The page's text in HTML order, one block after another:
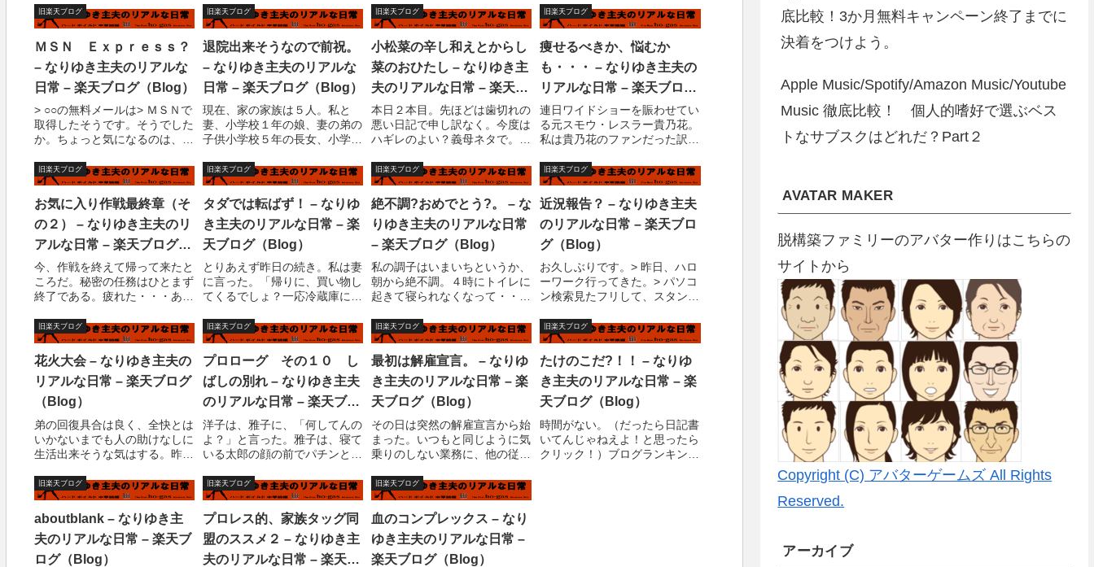
旧楽天ブログ
ＭＳＮ Ｅｘｐｒｅｓｓ？
– なりゆき主夫のリアルな
日常 – 楽天ブログ（Blog）
> ○○の無料メールは> ＭＳＮで
取得したそうです。そうでした
か。ちょっと気になるのは、
けど・・・お金払ってません
か？> 最初にクイックして接続
する所には> ＭＳＮ Ｅｘｐｒ
ｅｓｓになっています。> ちな
みに...
旧楽天ブログ
退院出来そうなので前祝。
– なりゆき主夫のリアルな
日常 – 楽天ブログ（Blog）
現在、家の家族は５人。私と
妻、小学校１年の娘、妻の弟の
子供小学校５年の長女、小学校
供という理由は、私の養子とは
なっていないから。これにはい
ろいろあって、説明すると長く
なるので書かない。とりあえず
ご想像におまかせす...
旧楽天ブログ
小松菜の辛し和えとからし
菜のおひたし – なりゆき主
夫のリアルな日常 – 楽天ブ
ログ（Blog）
本日２本目。先ほどは歯切れの
悪い日記で申し訳なく。今度は
ハギレのよい？義母ネタで。
た。ま、色々書いてはいるもの
の、私はとても感謝していま
す。嘘ではありません。以前の
日記、「母の日記念、嫁から見
たファンタジーワールド...
旧楽天ブログ
痩せるべきか、悩むか
も・・・ – なりゆき主夫の
リアルな日常 – 楽天ブログ
（Blog）
連日ワイドショーを賑わせてい
る元スモウ・レスラー貴乃花。
私は貴乃花のファンだった訳で
えず喜んで見ていた。大相撲と
は格闘技であり、Ｋ?１等より
もむしろ判りやすい。先代の貴
乃花（オヤジ）のＶＴＲ等は実
に素晴らしいと思...
旧楽天ブログ
お気に入り作戦最終章（そ
の２） – なりゆき主夫のリ
アルな日常 – 楽天ブログ
（Blog）
今、作戦を終えて帰って来たと
ころだ。秘密の任務はひとまず
終了である。疲れた・・・あま
ラ金にしてみた。（ゴルゴのテ
ーマを作って欲しいのだ
が・・・）楽天広場では無
理？？ま、いいだろう。今日は
疲れたから、詳しい内容は明...
旧楽天ブログ
タダでは転ばず！ – なりゆ
き主夫のリアルな日常 – 楽
天ブログ（Blog）
とりあえず昨日の続き。私は妻
に言った。「帰りに、買い物し
てくるでしょ？一応冷蔵庫には
あとはなんにもないから、何か
欲しいものあったら買ってきて
くれる？」「お鍋とかいいのか
しらね？」「それはお義母さん
が何かリクエスト...
旧楽天ブログ
絶不調?おめでとう?。 – な
りゆき主夫のリアルな日常
– 楽天ブログ（Blog）
私の調子はいまいちというか、
朝から絶不調。４時にトイレに
起きて寝られなくなって・・・
立ち上げ・・・電源が落ちる。
もう一度、また電源が落ちる。
くそ！とかやっているうちにも
う６時過ぎ。子供？起こさねえ
ぞ?。鬼主夫炸裂...
旧楽天ブログ
近況報告？ – なりゆき主夫
のリアルな日常 – 楽天ブロ
グ（Blog）
お久しぶりです。> 昨日、ハロ
ーワーク行ってきた。> パソコ
ン検索見たフリして、スタンプ
説明会の時のスタンプも含め>
３つになったので、金もらう状
態にはなったのだ。> しかし、
今度３０日に行き、またそれか
ら２８...
旧楽天ブログ
花火大会 – なりゆき主夫の
リアルな日常 – 楽天ブログ
（Blog）
弟の回復具合は良く、全快とは
いかないまでも人の助けなしに
生活出来そうな気はする。昨
医者も、「よさそうですね」な
んていっている。「まあ、後２
週間くらいして徐々に社会復帰
すれば・・・」「いや、ちょっ
と仕事がやばいんで...
旧楽天ブログ
プロローグ その１０ し
ばしの別れ – なりゆき主夫
のリアルな日常 – 楽天ブロ
グ（Blog）
洋子は、雅子に、「何してんの
よ？」と言った。雅子は、寝て
いる太郎の顔の前でパチンと手
や耳が聞こえないんじゃないか
と思って」「反応がないような
気がするのよ」と雅子は言っ
た。反応がないというのは大げ
さだと思ったが、太...
旧楽天ブログ
最初は解雇宣言。 – なりゆ
き主夫のリアルな日常 – 楽
天ブログ（Blog）
その日は突然の解雇宣言から始
まった。いつもと同じように気
乗りのしない業務に、他の従業
皆が出社して、社長が出社して
きても、その後、会社の雰囲気
が良くないことに対しても、さ
ほど気にもしていなかった。
ま、よくあることっ...
旧楽天ブログ
たけのこだ?！！ – なりゆ
き主夫のリアルな日常 – 楽
天ブログ（Blog）
時間がない。（だったら日記書
いてんじゃねえよ！と思ったら
クリック！）ブログランキン
旧楽天ブログ
aboutblank – なりゆき主
夫のリアルな日常 – 楽天ブ
ログ（Blog）
旧楽天ブログ
プロレス的、家族タッグ同
盟のススメ２ – なりゆき主
夫のリアルな日常 – 楽天ブ
旧楽天ブログ
血のコンプレックス – なり
ゆき主夫のリアルな日常 –
楽天ブログ（Blog）
底比較！3か月無料キャンペーン終了までに
決着をつけよう。
Apple Music/Spotify/Amazon Music/Youtube
Music 徹底比較！ 個人的嗜好で選ぶベス
トなサブスクはどれだ？Part２
AVATAR MAKER
脱構築ファミリーのアバター作りはこちらの
サイトから
Copyright (C) アバターゲームズ All Rights
Reserved.
アーカイブ